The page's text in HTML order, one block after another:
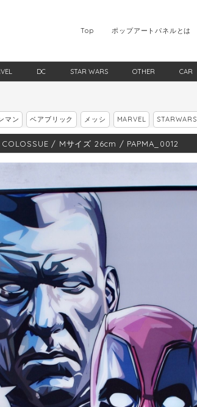
ポップアートパネルとは
Top
DC STAR WARS OTHER CAR
マン ベアブリック メッシ MARVEL STARWARS
/ Mサイズ 26cm / PAPMA_0012